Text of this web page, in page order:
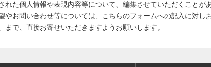
れた個人情報や表現内容等について、編集させていただくことが
やお問い合わせ等については、こちらのフォームへの記入に対し
で、直接お寄せいただきますようお願いします。